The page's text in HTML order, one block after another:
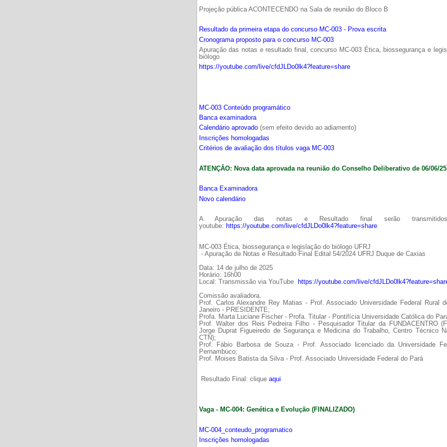
Projeção pública ACONTECENDO na Sala de reunião do Bloco B
Resultado da primeira etapa do concurso MC-003 - Prova escrita
Cronograma proposto para o concurso MC-003
Apuração das notas e resultado final, concurso MC-003 Ética, biossegurança e
biólogo
https://youtube.com/live/cfdJLDo0lk4?feature=share
MC-003 Conteúdo programático
Banca examinadora
Calendário aprovado(sem efeito devido ao adiamento)
Inscrições homologadas
Critérios de avaliação dos títulos vaga MC-003
ATENÇÂO: Nova data aprovada na reunião do Conselho Deliberativo de 06/06/25
Banca Examinadora
Novo calendário
A Apuração das notas e Resultado final serão
youtube: https://youtube.com/live/cfdJLDo0lk4?feature=share
MC-003 Ética, biossegurança e legislação do biólogo UFRJ
- Apuração de Notas e Resultado Final Edital 54/2024 UFRJ Duque de Caxias
Data: 14 de julho de 2025
Horário: 16h00
Local: Transmissão via YouTube
https://youtube.com/live/
Comissão avaliadora.
Prof. Carlos Alexandre Rey Matias - Prof. Associado Universidade Federal Rural
Janeiro - PRESIDENTE;
Profa. Marta Luciane Fischer - Profa. Titular - Pontifícia Universidade Católica do
Prof. Walter dos Reis Pedreira Filho - Pesquisador Titular da FUNDACENTRO
Jorge Duprat Figueiredo de Segurança e Medicina do Trabalho, Centro Técnico
CTN);
Prof. Fábio Barbosa de Souza - Prof. Associado licenciado da Universidade
Pernambuco;
Prof. Moises Batista da Silva - Prof. Associado Universidade Federal do Pará
Resultado Final: clique aqui
Vaga - MC-004: Genética e Evolução (FINALIZADO)
MC-004_conteudo_programatico
Inscrições homologadas